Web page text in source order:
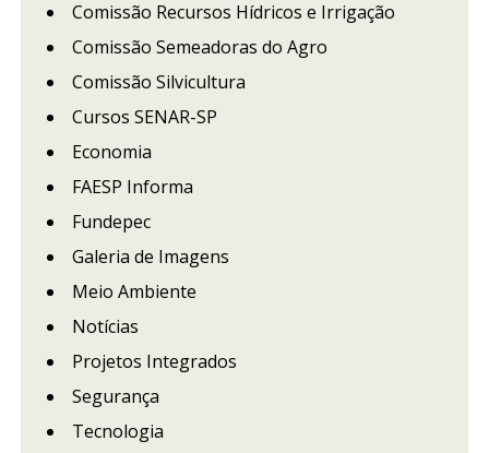
Comissão Recursos Hídricos e Irrigação
Comissão Semeadoras do Agro
Comissão Silvicultura
Cursos SENAR-SP
Economia
FAESP Informa
Fundepec
Galeria de Imagens
Meio Ambiente
Notícias
Projetos Integrados
Segurança
Tecnologia